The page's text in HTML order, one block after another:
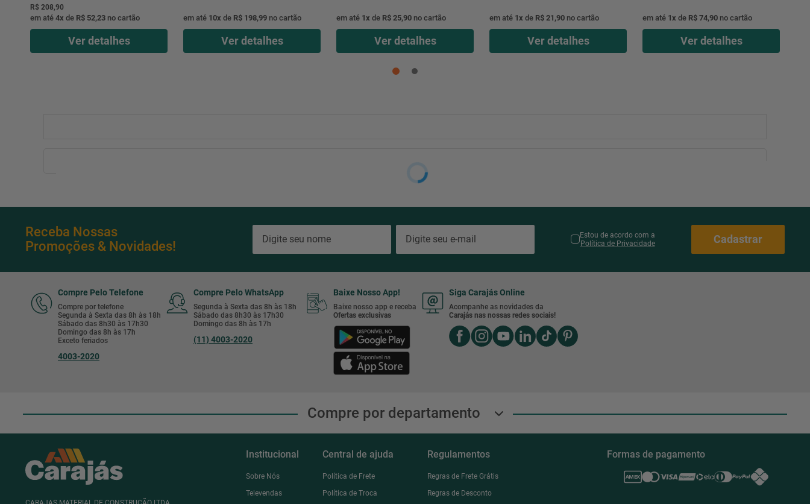
Dimensao De Fabricacao 571,75X 571,75 Mm
Espessura De Fabricacao 7,8Mm
Variacao Dimensional ?0,5%
R$ 208,90
em até 4x de R$ 52,23 no cartão
Ver detalhes
em até 10x de R$ 198,99 no cartão
Ver detalhes
em até 1x de R$ 25,90 no cartão
Ver detalhes
em até 1x de R$ 21,90 no cartão
Ver detalhes
em até 1x de R$ 74,90 no cartão
Ver detalhes
Receba Nossas
Promoções & Novidades!
Estou de acordo com a
Política de Privacidade
Cadastrar
Compre Pelo Telefone
Compre por telefone
Segunda à Sexta das 8h às 18h
Sábado das 8h30 às 17h30
Domingo das 8h às 17h
Exceto feriados
4003-2020
Compre Pelo WhatsApp
Segunda à Sexta das 8h às 18h
Sábado das 8h30 às 17h30
Domingo das 8h às 17h
(11) 4003-2020
Baixe Nosso App!
Baixe nosso app e receba
Ofertas exclusivas
Siga Carajás Online
Acompanhe as novidades da
Carajás nas nossas redes sociais!
Compre por departamento
Institucional
Sobre Nós
Televendas
Central de ajuda
Política de Frete
Política de Troca
Regulamentos
Regras de Frete Grátis
Regras de Desconto
Formas de pagamento